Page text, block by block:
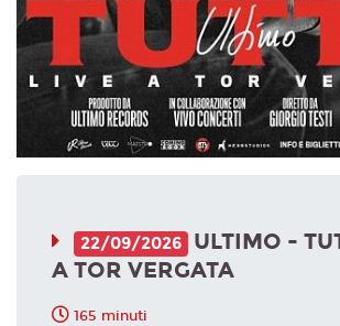
22/09/2026
ULTIMO -
A TOR VERGATA
165 minuti